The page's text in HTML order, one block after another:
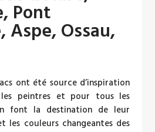
Pont
Aspe, Ossau,
ont été source d’inspiration
peintres et pour tous les
font la destination de leur
les couleurs changeantes des